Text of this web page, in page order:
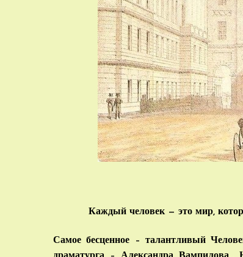
Каждый человек — это мир,
Самое бесценное – талантливый